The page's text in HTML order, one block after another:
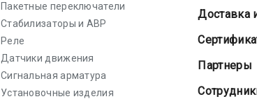
Пакетные переключатели
Стабилизаторы и АВР
Реле
Датчики движения
Сигнальная арматура
Установочные изделия
Доставка
Партнеры